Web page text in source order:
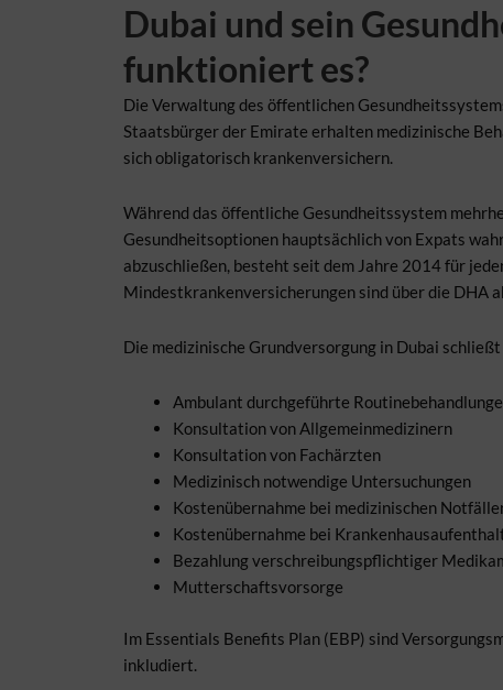
Dubai und sein
funktioniert es?
Die Verwaltung des öffentlichen
Staatsbürger der Emirate erhalten medizinische
sich obligatorisch krankenversichern.
Während das öffentliche Gesundheitssystem
Gesundheitsoptionen hauptsächlich von Expats
abzuschließen, besteht seit dem Jahre 2014 für
Mindestkrankenversicherungen sind über die DHA
Die medizinische Grundversorgung in Dubai
Ambulant durchgeführte
Konsultation von Allgemeinmedizinern
Konsultation von Fachärzten
Medizinisch notwendige Untersuchungen
Kostenübernahme bei medizinischen
Kostenübernahme bei
Bezahlung verschreibungspflichtiger
Mutterschaftsvorsorge
Im Essentials Benefits Plan (EBP) sind
inkludiert.